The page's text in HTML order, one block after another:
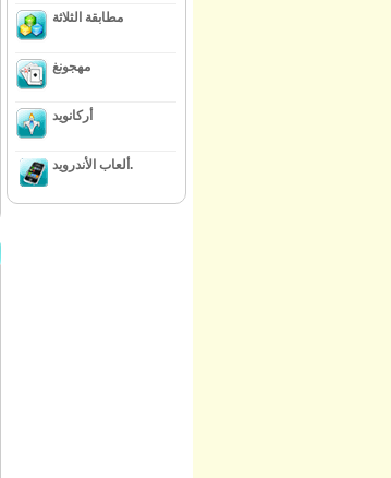
مطابقة الثلاثة
مهجونغ
أركانويد
ألعاب الأندرويد.